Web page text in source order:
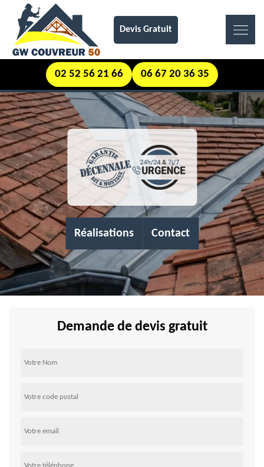
Devis Gratuit
02 52 56 21 66 06 67 20 36 35
Réalisations Contact
Demande de devis gratuit